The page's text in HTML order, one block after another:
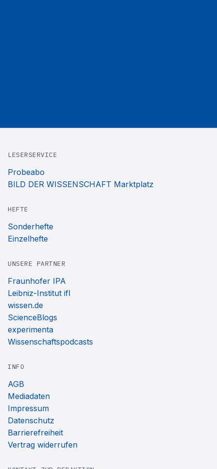
LESERSERVICE
Probeabo
BILD DER WISSENSCHAFT Marktplatz
HEFTE
Sonderhefte
Einzelhefte
UNSERE PARTNER
Fraunhofer IPA
Leibniz-Institut ifl
wissen.de
ScienceBlogs
experimenta
Wissenschaftspodcasts
INFO
AGB
Mediadaten
Impressum
Datenschutz
Barrierefreiheit
Vertrag widerrufen